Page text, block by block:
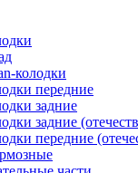
колодки
передние
задние
задние
передние